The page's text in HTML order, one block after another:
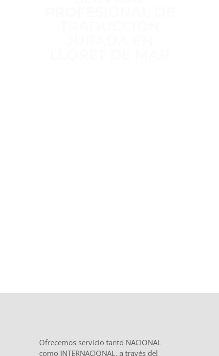
Ofrecemos servicio tanto NACIONAL
como INTERNACIONAL, a través del